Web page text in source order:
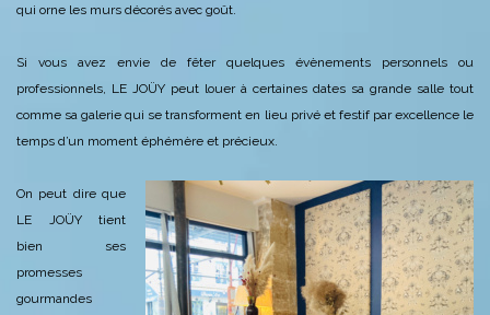
qui orne les murs décorés avec goût.
Si vous avez envie de fêter quelques évènements personnels ou
professionnels, LE JOÜY peut louer à certaines dates sa grande salle tout
comme sa galerie qui se transforment en lieu privé et festif par excellence le
temps d’un moment éphémère et précieux.
On peut dire que
LE JOÜY tient
bien ses
promesses
gourmandes